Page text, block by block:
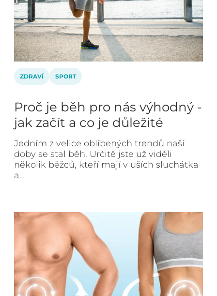
ZDRAVÍ SPORT
Proč je běh pro nás výhodný -
jak začít a co je důležité
Jedním z velice oblíbených trendů naší
doby se stal běh. Určitě jste už viděli
několik běžců, kteří mají v uších sluchátka
a…